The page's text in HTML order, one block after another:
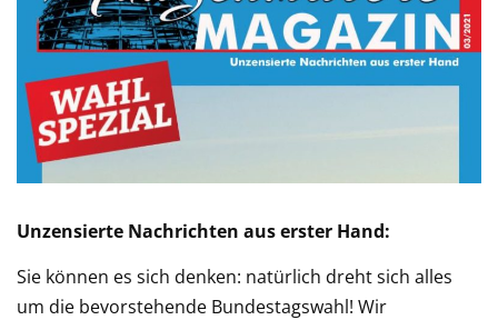
Unzensierte Nachrichten aus erster Hand:
Sie können es sich denken: natürlich dreht sich alles
um die bevorstehende Bundestagswahl! Wir